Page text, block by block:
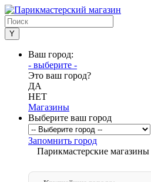
Ваш город:
- выберите -
Это ваш город?
ДА
НЕТ
Магазины
Выберите ваш город
Запомнить город
Парикмастерские